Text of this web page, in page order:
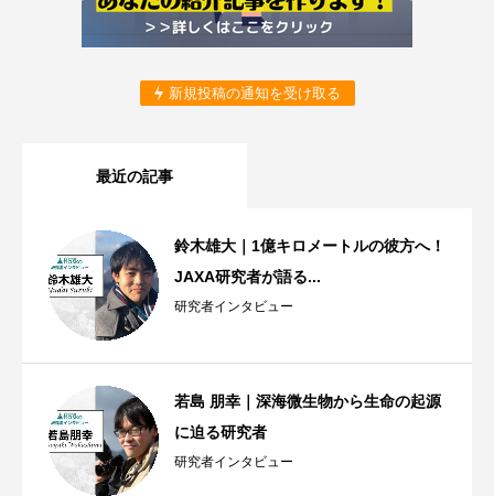
新規投稿の通知を受け取る
最近の記事
鈴木雄大｜1億キロメートルの彼方へ！
JAXA研究者が語る...
研究者インタビュー
若島 朋幸｜深海微生物から生命の起源
に迫る研究者
研究者インタビュー